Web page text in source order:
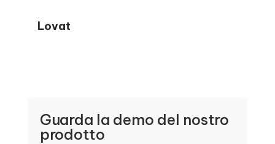
Lovat
Guarda la demo del nostro
prodotto